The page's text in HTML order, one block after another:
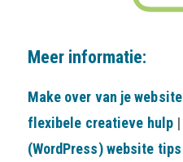
Meer informatie:
Make over van je website
flexibele creatieve hulp |
(WordPress) website tips